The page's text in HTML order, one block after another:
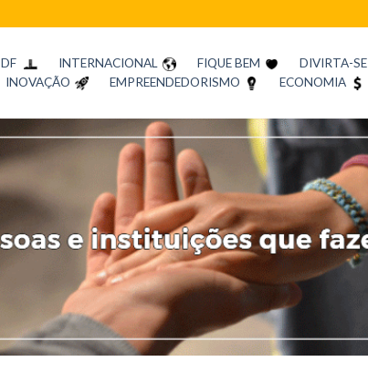
DF INTERNACIONAL FIQUE BEM DIVIRTA-SE
INOVAÇÃO EMPREENDEDORISMO ECONOMIA